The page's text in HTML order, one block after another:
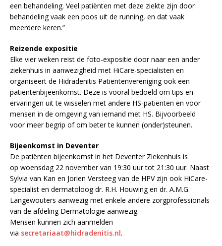
een behandeling. Veel patiënten met deze ziekte zijn door
behandeling vaak een poos uit de running, en dat vaak
meerdere keren.”
Reizende expositie
Elke vier weken reist de foto-expositie door naar een ander
ziekenhuis in aanwezigheid met HiCare-specialisten en
organiseert de Hidradenitis Patiëntenvereniging ook een
patiëntenbijeenkomst. Deze is vooral bedoeld om tips en
ervaringen uit te wisselen met andere HS-patiënten en voor
mensen in de omgeving van iemand met HS. Bijvoorbeeld
voor meer begrip of om beter te kunnen (onder)steunen.
Bijeenkomst in Deventer
De patiënten bijeenkomst in het Deventer Ziekenhuis is
op woensdag 22 november van 19:30 uur tot 21:30 uur. Naast
Sylvia van Kan en Jorien Versteeg van de HPV zijn ook HiCare-
specialist en dermatoloog dr. R.H. Houwing en dr. A.M.G.
Langewouters aanwezig met enkele andere zorgprofessionals
van de afdeling Dermatologie aanwezig.
Mensen kunnen zich aanmelden
via secretariaat@hidradenitis.nl.